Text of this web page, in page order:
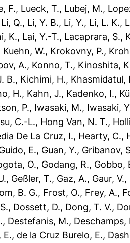
F., Lueck, T., Lubej, M.,
Li, Q., Li, Y. B., Li, Y., Li, L. K.,
K., Lai, Y.-T., Lacaprara, S.,
Kuehn, W., Krokovny, P.,
A., Konno, T., Kinoshita,
B., Kichimi, H., Khasmidatul,
H., Kahn, J., Kadenko, I.,
P., Iwasaki, M., Iwasaki,
C.-L., Hong Van, N. T.,
De La Cruz, I., Hearty, C.,
E., Guan, Y., Gribanov,
O., Godang, R., Gobbo,
, Geßler, T., Gaz, A., Gaur, V.,
B. G., Frost, O., Frey, A.,
, Dossett, D., Dong, T. V.,
, Destefanis, M., Deschamps,
E., de la Cruz Burelo, E.,